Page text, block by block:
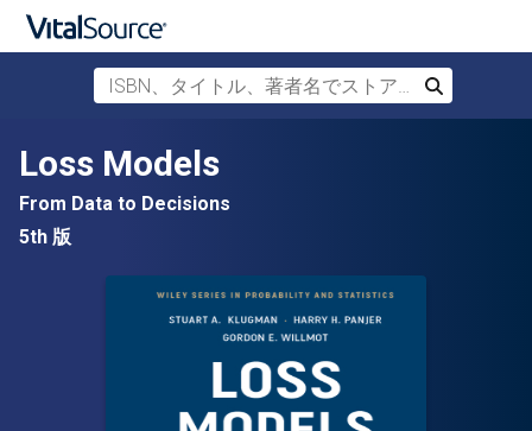
メインコンテンツへスキップ
ISBN、タイトル、著者名でストアを検索
検索
Loss Models
From Data to Decisions
5th 版